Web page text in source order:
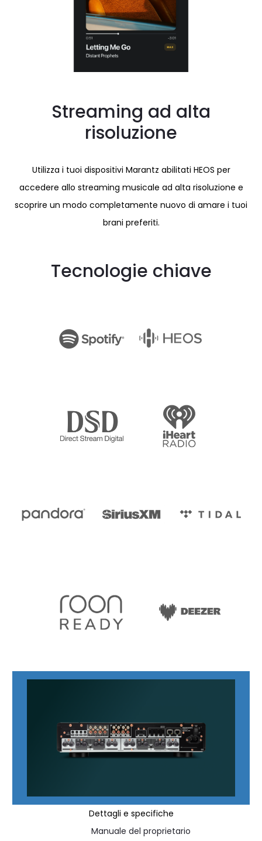
Streaming ad alta
risoluzione
Utilizza i tuoi dispositivi Marantz abilitati HEOS per
accedere allo streaming musicale ad alta risoluzione e
scoprire un modo completamente nuovo di amare i tuoi
brani preferiti.
Tecnologie chiave
Dettagli e specifiche
Manuale del proprietario